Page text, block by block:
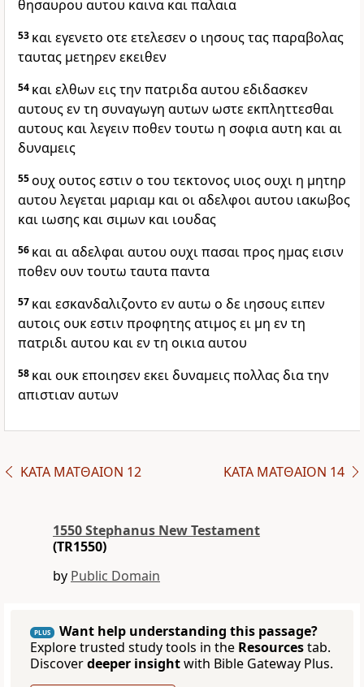
θησαυρου αυτου καινα και παλαια
53 και εγενετο οτε ετελεσεν ο ιησους τας παραβολας
ταυτας μετηρεν εκειθεν
54 και ελθων εις την πατριδα αυτου εδιδασκεν
αυτους εν τη συναγωγη αυτων ωστε εκπληττεσθαι
αυτους και λεγειν ποθεν τουτω η σοφια αυτη και αι
δυναμεις
55ουχ ουτος εστιν ο του τεκτονος υιος ουχι η μητηρ
αυτου λεγεται μαριαμ και οι αδελφοι αυτου ιακωβος
και ιωσης και σιμων και ιουδας
56 και αι αδελφαι αυτου ουχι πασαι προς ημας εισιν
ποθεν ουν τουτω ταυτα παντα
57 και εσκανδαλιζοντο εν αυτω ο δε ιησους ειπεν
αυτοις ουκ εστιν προφητης ατιμος ει μη εν τη
πατριδι αυτου και εν τη οικια αυτου
58 και ουκ εποιησεν εκει δυναμεις πολλας δια την
απιστιαν αυτων
ΚΑΤΑ ΜΑΤΘΑΙΟΝ 12 ΚΑΤΑ ΜΑΤΘΑΙΟΝ 14
1550 Stephanus New Testament
(TR1550)
by Public Domain
PLUS
Want help understanding this passage?
Explore trusted study tools in the Resourcestab.
Discoverdeeper insightwith Bible Gateway Plus.